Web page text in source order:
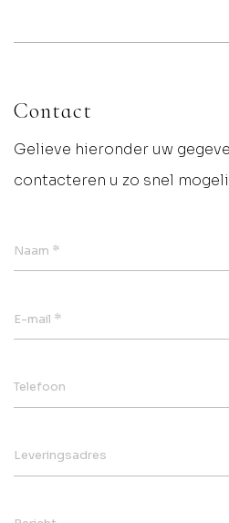
Contact
Gelieve hieronder uw
contacteren u zo snel
Naam *
E-mail *
Telefoon
Leveringsadres